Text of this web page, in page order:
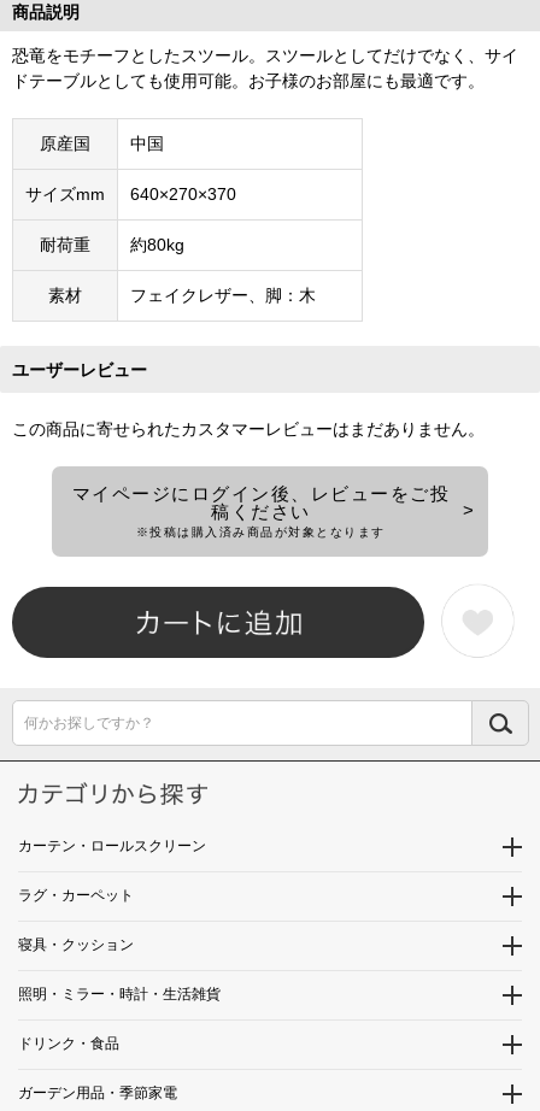
商品説明
恐竜をモチーフとしたスツール。スツールとしてだけでなく、サイ
ドテーブルとしても使用可能。お子様のお部屋にも最適です。
原産国 中国
サイズmm 640×270×370
耐荷重 約80kg
素材 フェイクレザー、脚：木
ユーザーレビュー
この商品に寄せられたカスタマーレビューはまだありません。
マイページにログイン後、レビューをご投
稿ください
※投稿は購入済み商品が対象となります
何かお探しですか？
カーテン・ロールスクリーン
ラグ・カーペット
寝具・クッション
照明・ミラー・時計・生活雑貨
ドリンク・食品
ガーデン用品・季節家電